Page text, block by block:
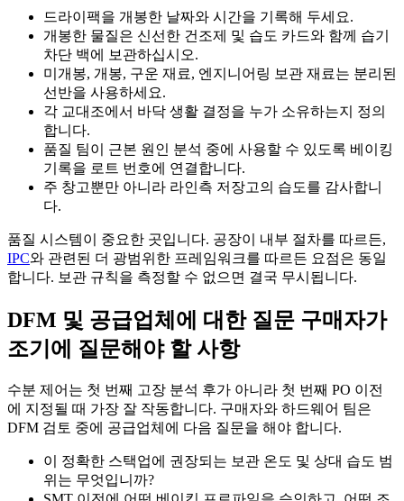
드라이팩을 개봉한 날짜와 시간을 기록해 두세요.
개봉한 물질은 신선한 건조제 및 습도 카드와 함께 습기
차단 백에 보관하십시오.
미개봉, 개봉, 구운 재료, 엔지니어링 보관 재료는 분리된
선반을 사용하세요.
각 교대조에서 바닥 생활 결정을 누가 소유하는지 정의
합니다.
품질 팀이 근본 원인 분석 중에 사용할 수 있도록 베이킹
기록을 로트 번호에 연결합니다.
주 창고뿐만 아니라 라인측 저장고의 습도를 감사합니
다.
품질 시스템이 중요한 곳입니다. 공장이 내부 절차를 따르든,
IPC와 관련된 더 광범위한 프레임워크를 따르든 요점은 동일
합니다. 보관 규칙을 측정할 수 없으면 결국 무시됩니다.
DFM 및 공급업체에 대한 질문 구매자가
조기에 질문해야 할 사항
수분 제어는 첫 번째 고장 분석 후가 아니라 첫 번째 PO 이전
에 지정될 때 가장 잘 작동합니다. 구매자와 하드웨어 팀은
DFM 검토 중에 공급업체에 다음 질문을 해야 합니다.
이 정확한 스택업에 권장되는 보관 온도 및 상대 습도 범
위는 무엇입니까?